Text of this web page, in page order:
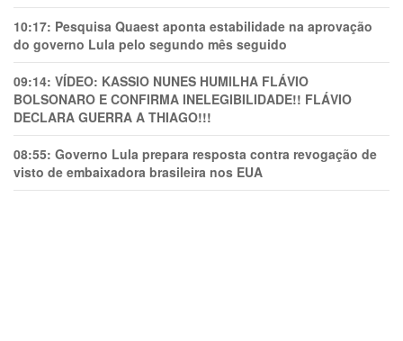
10:17: Pesquisa Quaest aponta estabilidade na aprovação
do governo Lula pelo segundo mês seguido
09:14: VÍDEO: KASSIO NUNES HUMlLHA FLÁVIO
BOLSONARO E CONFIRMA INELEGIBILIDADE!! FLÁVIO
DECLARA GUERRA A THIAGO!!!
08:55: Governo Lula prepara resposta contra revogação de
visto de embaixadora brasileira nos EUA